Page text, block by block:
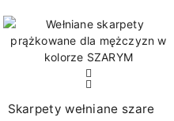
Skarpety wełniane szare